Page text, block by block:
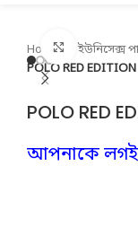
Home
ইউনিসেক্স
POLO RED
Click to
POLO RED
আপনাকে